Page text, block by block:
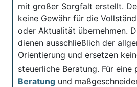
mit großer Sorgfalt erstellt.
keine Gewähr für die
oder Aktualität übernehmen.
dienen ausschließlich der
Orientierung und ersetzen
steuerliche Beratung. Für eine
Beratung und